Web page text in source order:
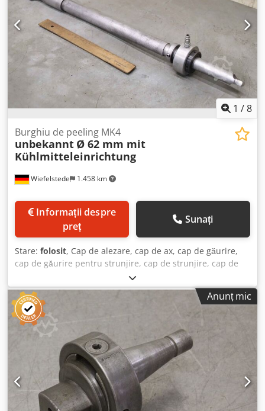
1 /8
Wiefelstede 1.458 km
Burghiu de peeling MK4
unbekannt Ø 62 mm mit
Kühlmitteleinrichtung
preț
Sunați
Stare: folosit, Cap de alezare, cap de ax, cap de găurire,
cap de găurire pentru strunjire, cap de strunjire, cap de
găurire cu ax, cap de alezare, unealtă de ax, burghiu de
decupare, cap de tăiere Djdpfjk Hdtxox Af Aeck - Burghiu
de decupare: cap de găurire / cap de tăiere cu sistem de
răcire - Diametru de găurire: 62 mm - Prindere: MK4 -
Dimensiuni: 740/76/107 mm - Greutate: 5,4 kg
Anunț mic